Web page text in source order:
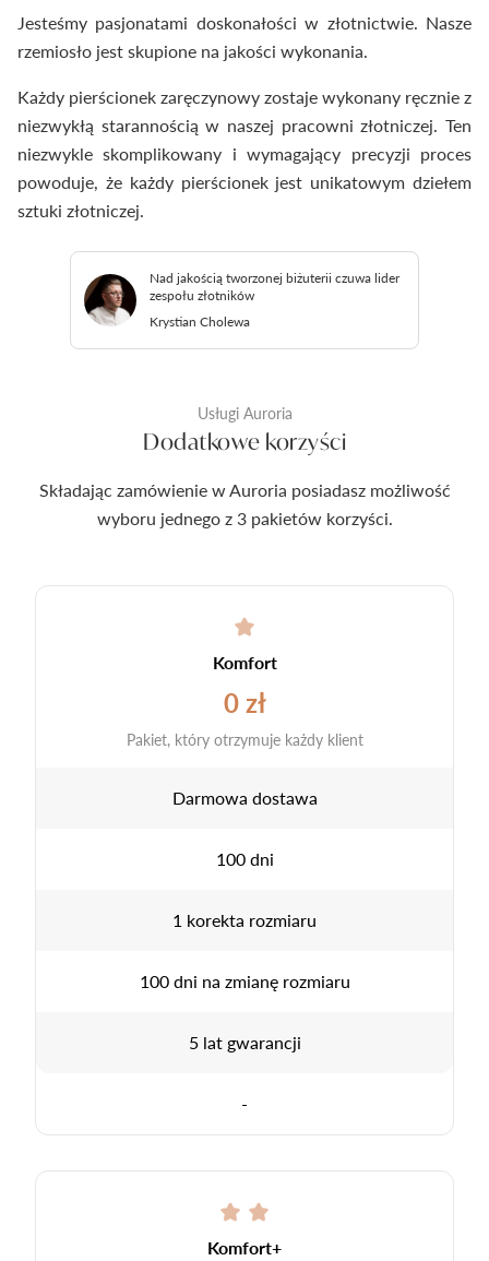
Jesteśmy pasjonatami doskonałości w złotnictwie. Nasze
rzemiosło jest skupione na jakości wykonania.
Każdy pierścionek zaręczynowy zostaje wykonany ręcznie z
niezwykłą starannością w naszej pracowni złotniczej. Ten
niezwykle skomplikowany i wymagający precyzji proces
powoduje, że każdy pierścionek jest unikatowym dziełem
sztuki złotniczej.
Nad jakością tworzonej biżuterii czuwa lider
zespołu złotników
Krystian Cholewa
Usługi Auroria
Dodatkowe korzyści
Składając zamówienie w Auroria posiadasz możliwość
wyboru jednego z 3 pakietów korzyści.
Komfort
0 zł
Pakiet, który otrzymuje każdy klient
Darmowa dostawa
100 dni
1 korekta rozmiaru
100 dni na zmianę rozmiaru
5 lat gwarancji
-
Komfort+